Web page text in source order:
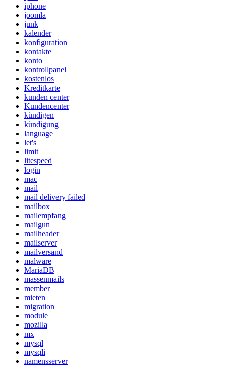
iphone
joomla
junk
kalender
konfiguration
kontakte
konto
kontrollpanel
kostenlos
Kreditkarte
kunden center
Kundencenter
kündigen
kündigung
language
let's
limit
litespeed
login
mac
mail
mail delivery failed
mailbox
mailempfang
mailgun
mailheader
mailserver
mailversand
malware
MariaDB
massenmails
member
mieten
migration
module
mozilla
mx
mysql
mysqli
namensserver